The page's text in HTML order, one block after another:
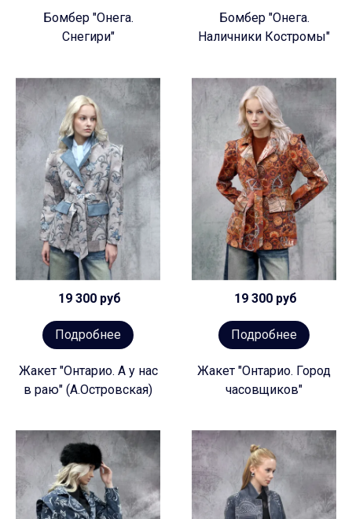
Бомбер "Онега.
Снегири"
Бомбер "Онега.
Наличники Костромы"
19 300 руб
Подробнее
Жакет "Онтарио. А у нас
в раю" (А.Островская)
19 300 руб
Подробнее
Жакет "Онтарио. Город
часовщиков"